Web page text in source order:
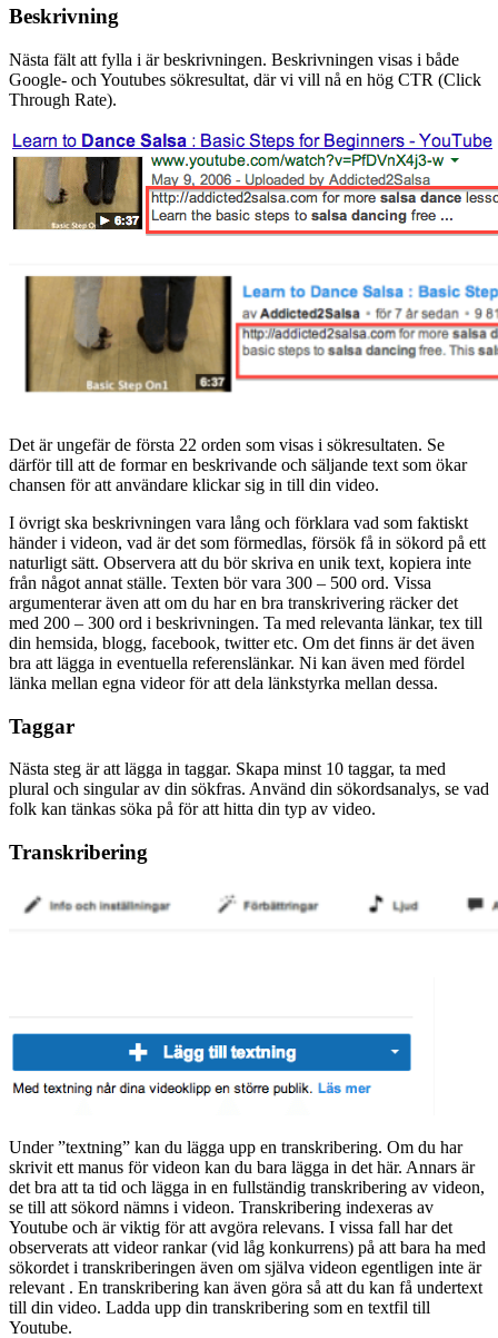
Beskrivning
Nästa fält att fylla i är beskrivningen. Beskrivningen visas i både
Google- och Youtubes sökresultat, där vi vill nå en hög CTR (Click
Through Rate).
Det är ungefär de första 22 orden som visas i sökresultaten. Se
därför till att de formar en beskrivande och säljande text som ökar
chansen för att användare klickar sig in till din video.
I övrigt ska beskrivningen vara lång och förklara vad som faktiskt
händer i videon, vad är det som förmedlas, försök få in sökord på ett
naturligt sätt. Observera att du bör skriva en unik text, kopiera inte
från något annat ställe. Texten bör vara 300 – 500 ord. Vissa
argumenterar även att om du har en bra transkrivering räcker det
med 200 – 300 ord i beskrivningen. Ta med relevanta länkar, tex till
din hemsida, blogg, facebook, twitter etc. Om det finns är det även
bra att lägga in eventuella referenslänkar. Ni kan även med fördel
länka mellan egna videor för att dela länkstyrka mellan dessa.
Taggar
Nästa steg är att lägga in taggar. Skapa minst 10 taggar, ta med
plural och singular av din sökfras. Använd din sökordsanalys, se vad
folk kan tänkas söka på för att hitta din typ av video.
Transkribering
Under ”textning” kan du lägga upp en transkribering. Om du har
skrivit ett manus för videon kan du bara lägga in det här. Annars är
det bra att ta tid och lägga in en fullständig transkribering av videon,
se till att sökord nämns i videon. Transkribering indexeras av
Youtube och är viktig för att avgöra relevans. I vissa fall har det
observerats att videor rankar (vid låg konkurrens) på att bara ha med
sökordet i transkriberingen även om själva videon egentligen inte är
relevant . En transkribering kan även göra så att du kan få undertext
till din video. Ladda upp din transkribering som en textfil till
Youtube.